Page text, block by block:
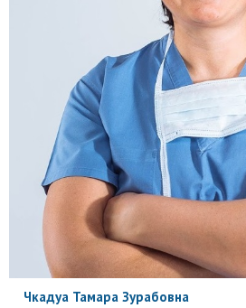
Чкадуа Тамара Зурабовна